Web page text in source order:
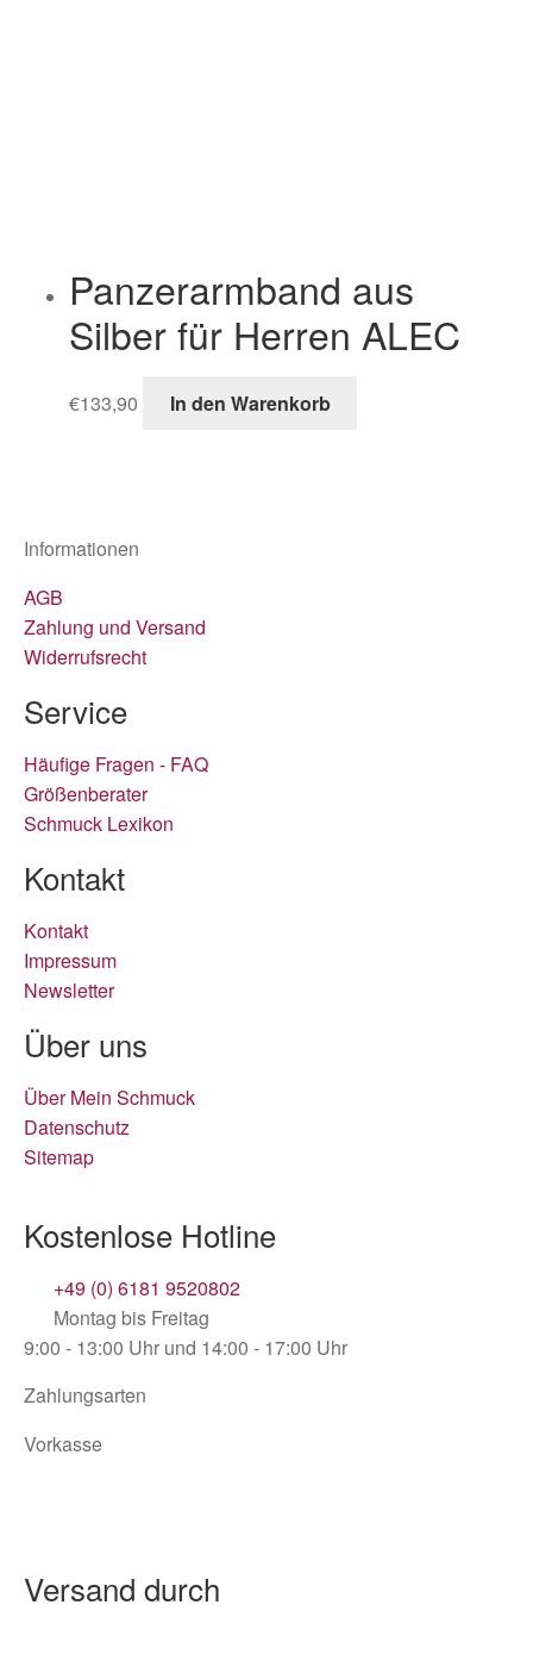
Panzerarmband aus
Silber für Herren ALEC
€133,90 In den Warenkorb
Informationen
AGB
Zahlung und Versand
Widerrufsrecht
Service
Häufige Fragen - FAQ
Größenberater
Schmuck Lexikon
Kontakt
Kontakt
Impressum
Newsletter
Über uns
Über Mein Schmuck
Datenschutz
Sitemap
Kostenlose Hotline
+49 (0) 6181 9520802
Montag bis Freitag
9:00 - 13:00 Uhr und 14:00 - 17:00 Uhr
Zahlungsarten
Vorkasse
Versand durch